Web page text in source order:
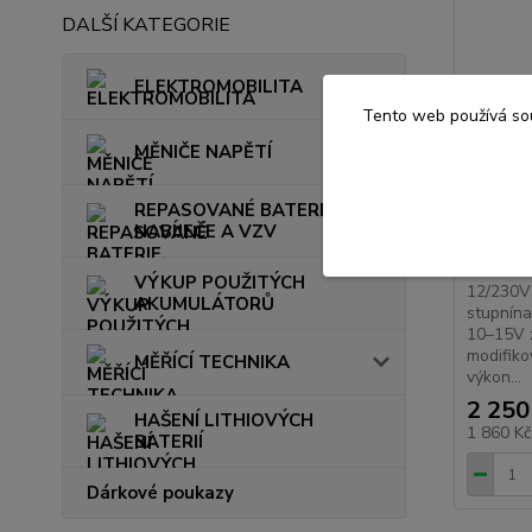
DALŠÍ KATEGORIE
ELEKTROMOBILITA
MĚNIČE NAPĚTÍ
REPASOVANÉ BATERIE,
NABÍJEČE A VZV
VÝKUP POUŽITÝCH
AKUMULÁTORŮ
MĚŘÍCÍ TECHNIKA
HAŠENÍ LITHIOVÝCH
BATERIÍ
Dárkové poukazy
Měnič
12/
10–15V
výkon...
2
1 860 Kč
Tento web používá